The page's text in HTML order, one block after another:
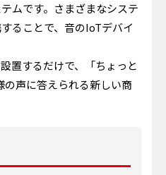
ムです。さまざまなシステ
ることで、音のIoTデバイ
置するだけで、「ちょっと
声に答えられる新しい商